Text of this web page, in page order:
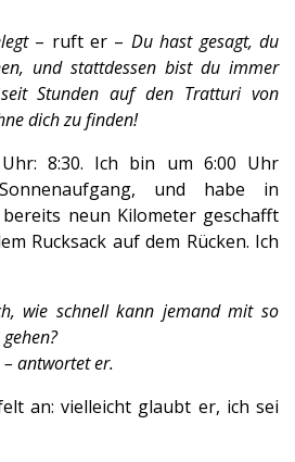
– ruft er – Du hast gesagt, du
und stattdessen bist du immer
Stunden auf den Tratturi von
dich zu finden!
8:30. Ich bin um 6:00 Uhr
und habe in
neun Kilometer geschafft
Rucksack auf dem Rücken. Ich
wie schnell kann jemand mit so
antwortet er.
an: vielleicht glaubt er, ich sei